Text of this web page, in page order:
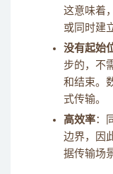
这意味着
或同时建
没有起始
步的，不
和结束。
式传输。
高效率：
边界，因
据传输场